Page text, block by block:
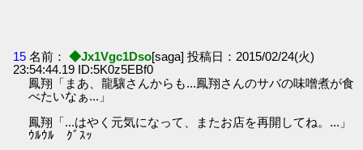
15 名前： ◆Jx1Vgc1Dso[saga] 投稿日：2015/02/24(火)
23:54:44.19 ID:5K0z5EBf0
鳳翔「まあ、龍驤さんからも...鳳翔さんのサバの味噌煮が食
べたいなぁ...」
鳳翔「...はやく元気になって、またお店を再開してね。...」
ｳﾙｳﾙ ｸﾞｽｯ